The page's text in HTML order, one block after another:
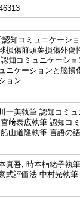
認知コミュニケーシ
損傷前頭葉損傷外傷
知コミュニケーシ
ニケーションと脳
ョン
一美執筆 認知コミ
﨑泰広執筆 認知コ
山道隆執筆 言語の
真吾, 時本楠緒子執
式評価法 中村光執